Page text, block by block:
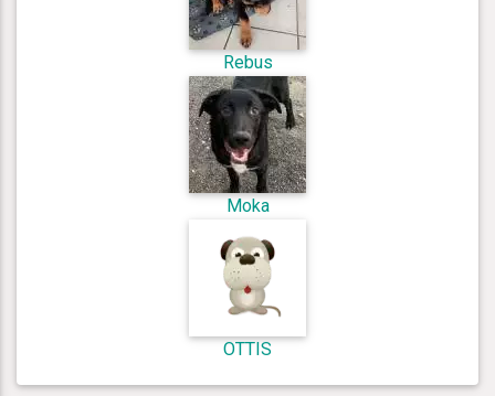
Rebus
Moka
OTTIS